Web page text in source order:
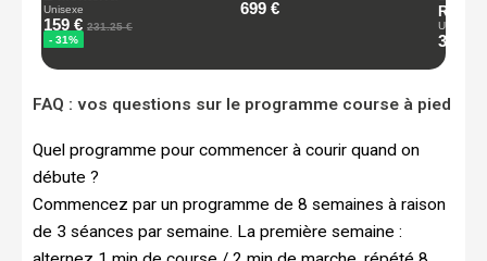
FAQ : vos questions sur le programme course à pied
Quel programme pour commencer à courir quand on
débute ?
Commencez par un programme de 8 semaines à raison
de 3 séances par semaine. La première semaine :